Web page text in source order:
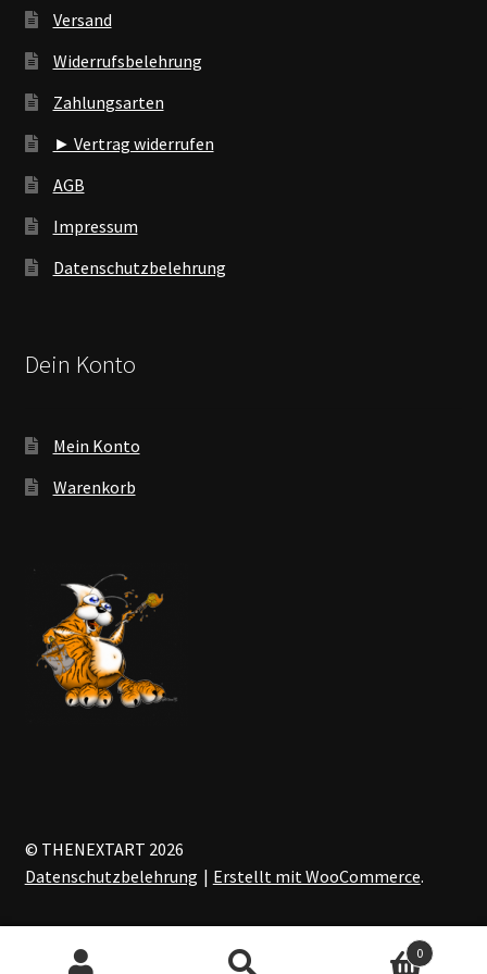
Versand
Widerrufsbelehrung
Zahlungsarten
► Vertrag widerrufen
AGB
Impressum
Datenschutzbelehrung
Dein Konto
Mein Konto
Warenkorb
© THENEXTART 2026
Datenschutzbelehrung
Erstellt mit WooCommerce.
0